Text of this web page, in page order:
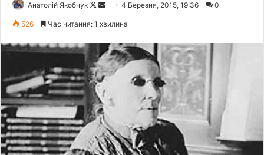
Анатолій Якобчук
F
o
w
o
n
X
d
a
n
m
a
i
l
4 Березня, 2015, 19:36 0
526 Час читання: 1 хвилина